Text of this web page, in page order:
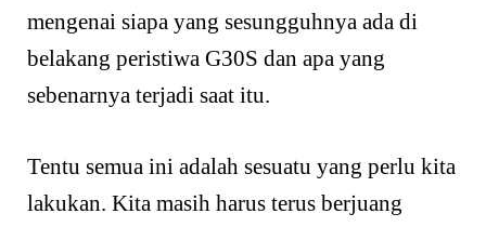
mengenai siapa yang sesungguhnya ada di
belakang peristiwa G30S dan apa yang
sebenarnya terjadi saat itu.
Tentu semua ini adalah sesuatu yang perlu kita
lakukan. Kita masih harus terus berjuang